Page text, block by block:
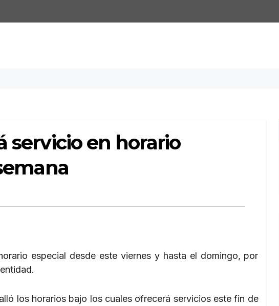
servicio en horario
especial desde este viernes y hasta el domingo, por
los horarios bajo los cuales ofrecerá servicios este fin de